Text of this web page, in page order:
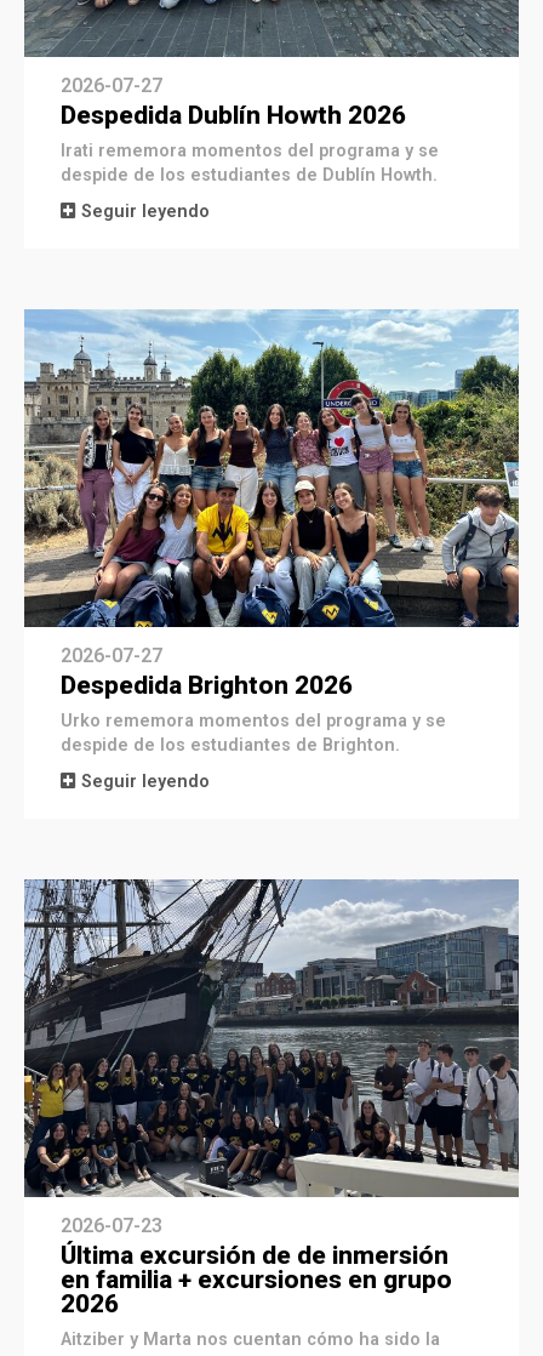
2026-07-27
Despedida Dublín Howth 2026
Irati rememora momentos del programa y se
despide de los estudiantes de Dublín Howth.
Seguir leyendo
2026-07-27
Despedida Brighton 2026
Urko rememora momentos del programa y se
despide de los estudiantes de Brighton.
Seguir leyendo
2026-07-23
Última excursión de de inmersión
en familia + excursiones en grupo
2026
Aitziber y Marta nos cuentan cómo ha sido la